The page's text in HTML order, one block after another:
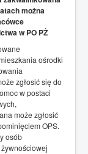
można
w PO PŻ
ośrodki
zgłosić się do
w postaci
może zgłosić
OPS.
osób